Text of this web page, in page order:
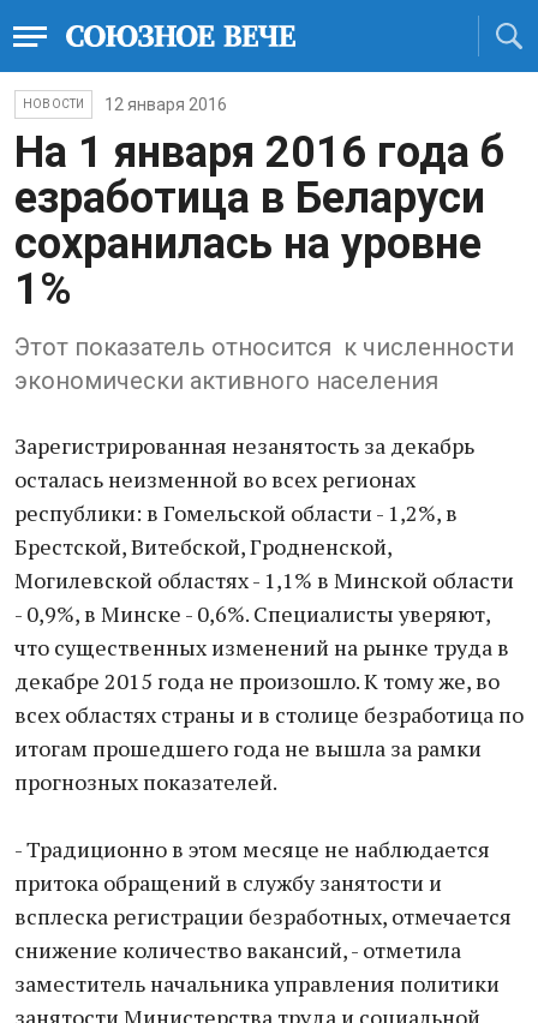
НОВОСТИ 12 января 2016
На 1 января 2016 года б​
езработица в Беларуси ​
сохранилась на уровне
1%
Э​тот показатель относится ​ к численности
экономически активного населения
Зарегистрированная незанятость за декабрь
осталась неизменной во всех регионах
республики: в Гомельской области - 1,2%, в
Брестской, Витебской, Гродненской,
Могилевской областях - 1,1% в Минской области
- 0,9%, в Минске - 0,6%. Специалисты уверяют,
что существенных изменений на рынке труда в
декабре 2015 года не произошло. К тому же, во
всех областях страны и в столице безработица по
итогам прошедшего года не вышла за рамки
прогнозных показателей.
- Традиционно в этом месяце не наблюдается
притока обращений в службу занятости и
всплеска регистрации безработных, отмечается
снижение количество вакансий, - отметила
заместитель начальника управления политики
занятости Министерства труда и социальной